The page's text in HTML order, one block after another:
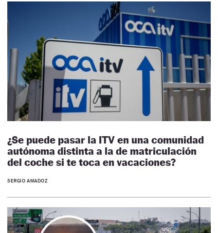
¿Se puede pasar la ITV en una comunidad
autónoma distinta a la de matriculación
del coche si te toca en vacaciones?
SERGIO AMADOZ